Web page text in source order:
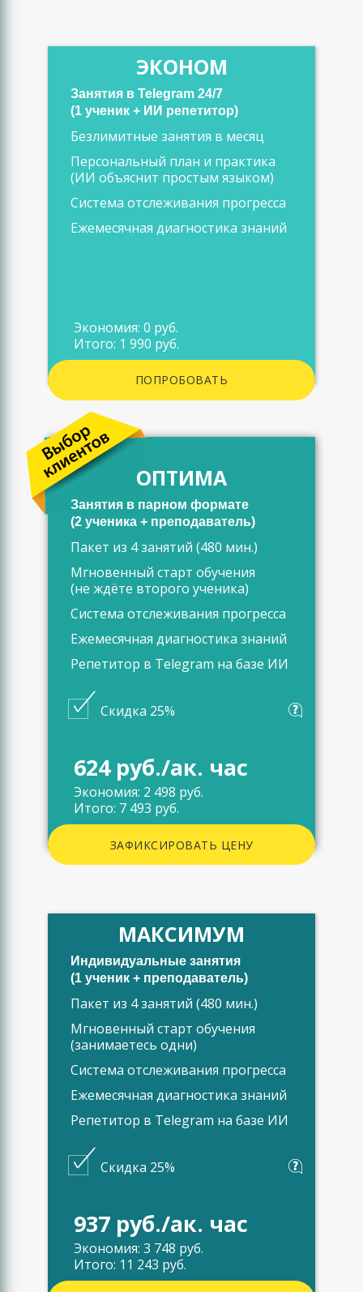
ЭКОНОМ
Занятия в Telegram 24/7
(1 ученик + ИИ репетитор)
Безлимитные занятия в месяц
Персональный план и практика
(ИИ объяснит простым языком)
Система отслеживания прогресса
Ежемесячная диагностика знаний
Экономия: 0 руб.
Итого: 1 990 руб.
ПОПРОБОВАТЬ
ОПТИМА
Занятия в парном формате
(2 ученика + преподаватель)
Пакет из 4 занятий (480 мин.)
Мгновенный старт обучения
(не ждёте второго ученика)
Система отслеживания прогресса
Ежемесячная диагностика знаний
Репетитор в Telegram на базе ИИ
Скидка 25%
624 руб./ак. час
Экономия: 2 498 руб.
Итого: 7 493 руб.
ЗАФИКСИРОВАТЬ ЦЕНУ
МАКСИМУМ
Индивидуальные занятия
(1 ученик + преподаватель)
Пакет из 4 занятий (480 мин.)
Мгновенный старт обучения
(занимаетесь одни)
Система отслеживания прогресса
Ежемесячная диагностика знаний
Репетитор в Telegram на базе ИИ
Скидка 25%
937 руб./ак. час
Экономия: 3 748 руб.
Итого: 11 243 руб.